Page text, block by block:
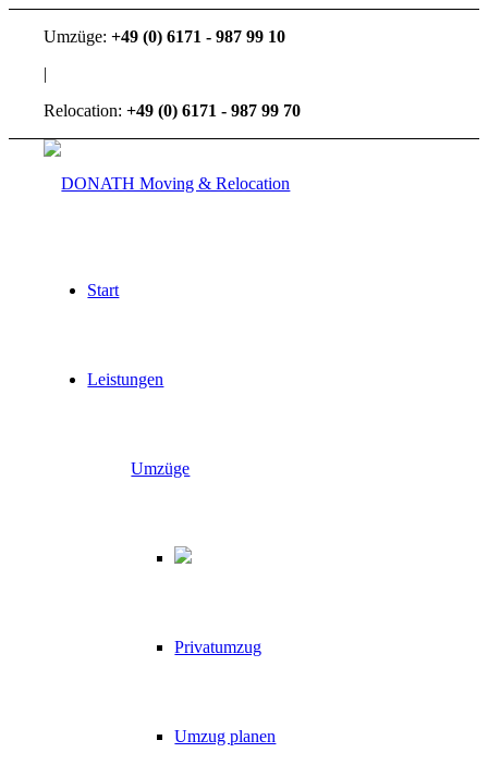
Umzüge: +49 (0) 6171 - 987 99 10
|
Relocation: +49 (0) 6171 - 987 99 70
Start
Leistungen
Umzüge
Privatumzug
Umzug planen